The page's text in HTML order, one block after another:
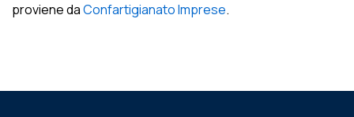
proviene daConfartigianato Imprese.